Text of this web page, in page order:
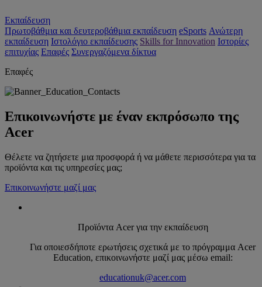
Εκπαίδευση
Πρωτοβάθμια και δευτεροβάθμια εκπαίδευση eSports Ανώτερη
εκπαίδευση Ιστολόγιο εκπαίδευσης Skills for Innovation Ιστορίες
επιτυχίας Επαφές Συνεργαζόμενα δίκτυα
Επαφές
Επικοινωνήστε με έναν εκπρόσωπο της
Acer
Θέλετε να ζητήσετε μια προσφορά ή να μάθετε περισσότερα για τα
προϊόντα και τις υπηρεσίες μας;
Επικοινωνήστε μαζί μας
Προϊόντα Acer για την εκπαίδευση
Για οποιεσδήποτε ερωτήσεις σχετικά με το πρόγραμμα Acer
Education, επικοινωνήστε μαζί μας μέσω email:
educationuk@acer.com